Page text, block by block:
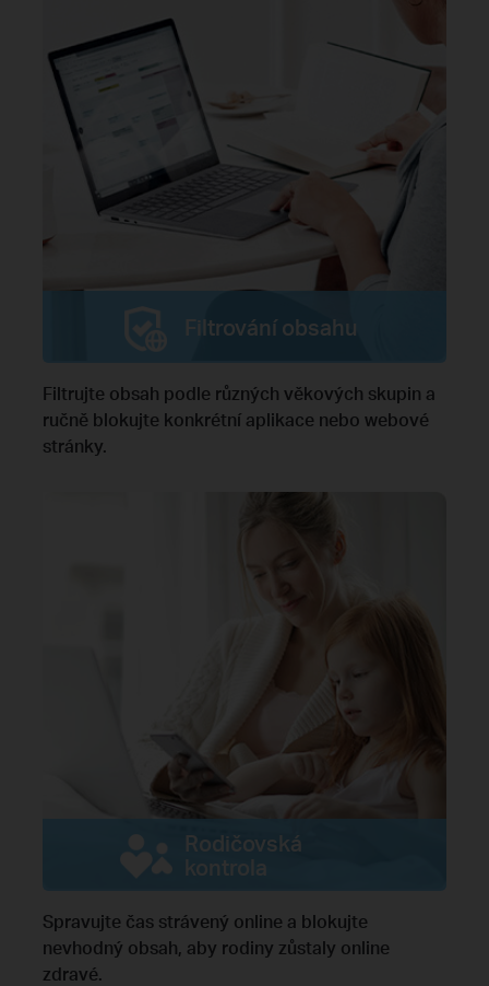
Filtrování obsahu
Filtrujte obsah podle různých věkových skupin a
ručně blokujte konkrétní aplikace nebo webové
stránky.
Rodičovská
kontrola
Spravujte čas strávený online a blokujte
nevhodný obsah, aby rodiny zůstaly online
zdravé.